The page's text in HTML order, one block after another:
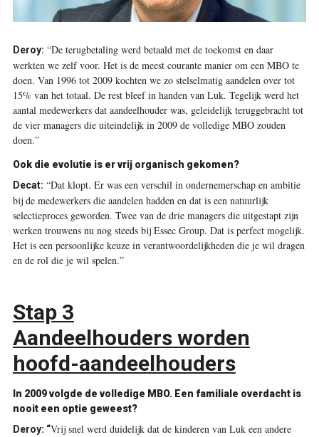
Deroy: “De terugbetaling werd betaald met de toekomst en daar
werkten we zelf voor. Het is de meest courante manier om een MBO te
doen. Van 1996 tot 2009 kochten we zo stelselmatig aandelen over tot
15% van het totaal. De rest bleef in handen van Luk. Tegelijk werd het
aantal medewerkers dat aandeelhouder was, geleidelijk teruggebracht tot
de vier managers die uiteindelijk in 2009 de volledige MBO zouden
doen.”
Ook die evolutie is er vrij organisch gekomen?
Decat: “Dat klopt. Er was een verschil in ondernemerschap en ambitie
bij de medewerkers die aandelen hadden en dat is een natuurlijk
selectieproces geworden. Twee van de drie managers die uitgestapt zijn
werken trouwens nu nog steeds bij Essec Group. Dat is perfect mogelijk.
Het is een persoonlijke keuze in verantwoordelijk­heden die je wil dragen
en de rol die je wil spelen.”
Stap 3
Aandeelhouders worden
hoofd-aandeelhouders
In 2009 volgde de volledige MBO. Een familiale overdacht is
nooit een optie geweest?
Deroy: “Vrij snel werd duidelijk dat de kinderen van Luk een andere